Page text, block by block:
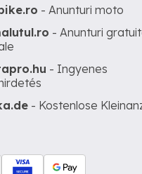
- Anunturi moto
- Anunturi
- Ingyenes
- Kostenlose